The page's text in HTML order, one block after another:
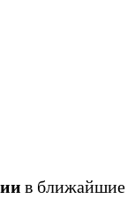
в ближайшие